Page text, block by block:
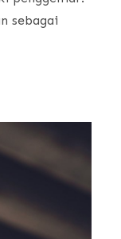
sebagai